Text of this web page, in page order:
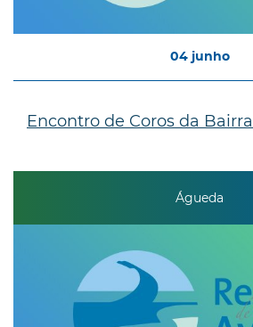
04 junho
Encontro de Coros da
Águeda